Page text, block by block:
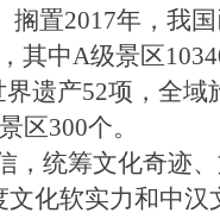
搁置2017年，我
其中A级景区
遗产52项，全域
区300个。
，统筹文化奇迹
化软实力和中汉